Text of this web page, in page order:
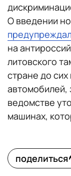
О введении
на
литовского
стране до
автомобилей,
ведомстве
машинах,
поделиться